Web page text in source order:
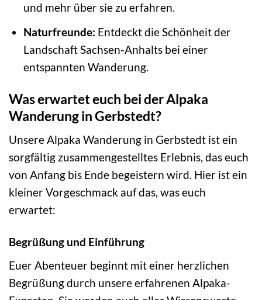
und mehr über sie zu erfahren.
Naturfreunde: Entdeckt die Schönheit der
Landschaft Sachsen-Anhalts bei einer
entspannten Wanderung.
Was erwartet euch bei der Alpaka
Wanderung in Gerbstedt?
Unsere Alpaka Wanderung in Gerbstedt ist ein
sorgfältig zusammengestelltes Erlebnis, das euch
von Anfang bis Ende begeistern wird. Hier ist ein
kleiner Vorgeschmack auf das, was euch
erwartet:
Begrüßung und Einführung
Euer Abenteuer beginnt mit einer herzlichen
Begrüßung durch unsere erfahrenen Alpaka-